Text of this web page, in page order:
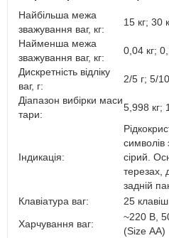
Найбільша межа
зважування ваг, кг:
15 кг; 30
Найменша межа
зважування ваг, кг:
0,04 кг;
Дискретність відліку
ваг, г:
2/5 г; 5/
Діапазон вибірки маси
тари:
5,998 кг;
Індикація:
символів
сірий.
терезах,
задній
Клавіатура ваг:
25 клавіш
Харчування ваг:
~220 В,
(Size АА)